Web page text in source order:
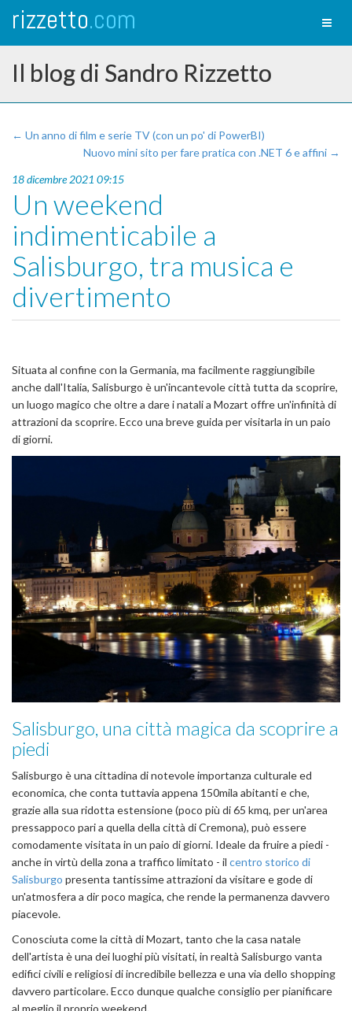
rizzetto.com
Il blog di Sandro Rizzetto
← Un anno di film e serie TV (con un po' di PowerBI)
Nuovo mini sito per fare pratica con .NET 6 e affini →
18 dicembre 2021 09:15
Un weekend
indimenticabile a
Salisburgo, tra musica e
divertimento
Situata al confine con la Germania, ma facilmente raggiungibile
anche dall'Italia, Salisburgo è un'incantevole città tutta da scoprire,
un luogo magico che oltre a dare i natali a Mozart offre un'infinità di
attrazioni da scoprire. Ecco una breve guida per visitarla in un paio
di giorni.
Salisburgo, una città magica da scoprire a
piedi
Salisburgo è una cittadina di notevole importanza culturale ed
economica, che conta tuttavia appena 150mila abitanti e che,
grazie alla sua ridotta estensione (poco più di 65 kmq, per un'area
pressappoco pari a quella della città di Cremona), può essere
comodamente visitata in un paio di giorni. Ideale da fruire a piedi -
anche in virtù della zona a traffico limitato - il centro storico di
Salisburgo presenta tantissime attrazioni da visitare e gode di
un'atmosfera a dir poco magica, che rende la permanenza davvero
piacevole.
Conosciuta come la città di Mozart, tanto che la casa natale
dell'artista è una dei luoghi più visitati, in realtà Salisburgo vanta
edifici civili e religiosi di incredibile bellezza e una via dello shopping
davvero particolare. Ecco dunque qualche consiglio per pianificare